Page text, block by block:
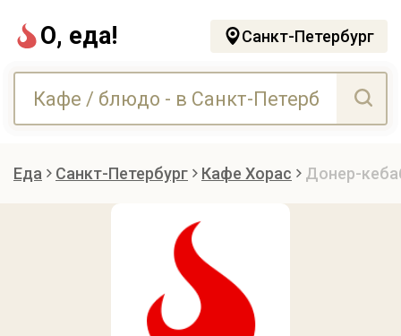
О, еда! Санкт-Петербург
Еда Санкт-Петербург Кафе Хорас Донер-